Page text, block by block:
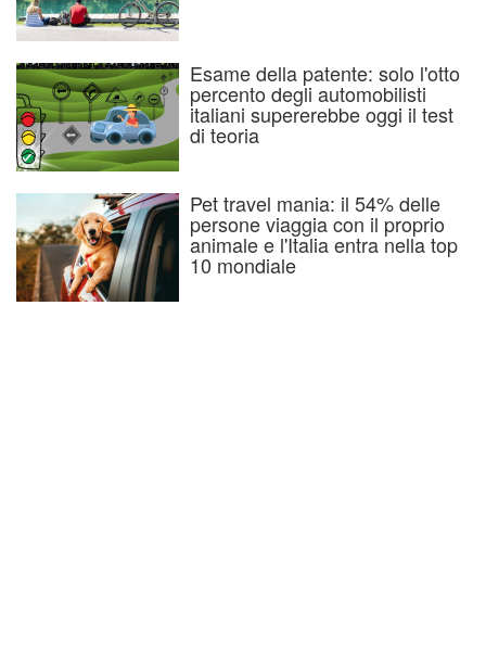
Esame della patente: solo l'otto
percento degli automobilisti
italiani supererebbe oggi il test
di teoria
Pet travel mania: il 54% delle
persone viaggia con il proprio
animale e l'Italia entra nella top
10 mondiale